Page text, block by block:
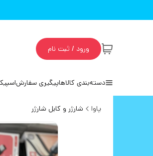
ورود / ثبت نام
دسته‌بندی کالاهاپیگیری سفارش
پاوا شارژر و کابل شارژر